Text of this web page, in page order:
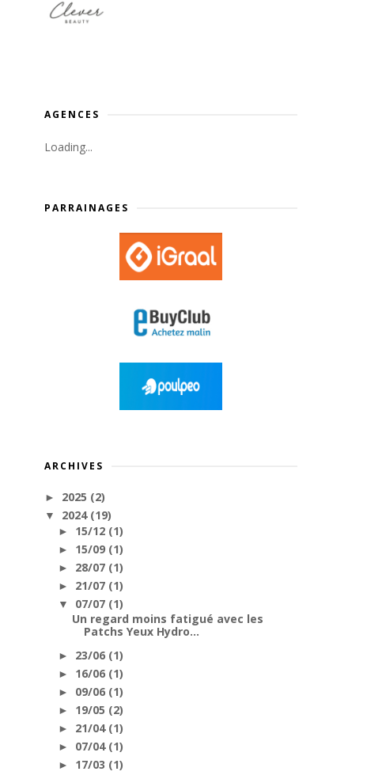
AGENCES
Loading...
PARRAINAGES
ARCHIVES
► 2025 (2)
▼ 2024 (19)
► 15/12 (1)
► 15/09 (1)
► 28/07 (1)
► 21/07 (1)
▼ 07/07 (1)
Un regard moins fatigué avec les
Patchs Yeux Hydro...
► 23/06 (1)
► 16/06 (1)
► 09/06 (1)
► 19/05 (2)
► 21/04 (1)
► 07/04 (1)
► 17/03 (1)